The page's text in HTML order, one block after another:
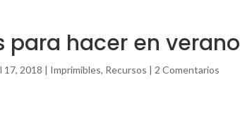
para hacer en verano
17, 2018 | Imprimibles, Recursos | 2 Comentarios